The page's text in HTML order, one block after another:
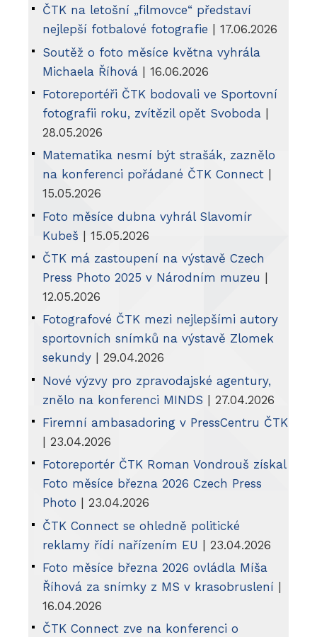
ČTK na letošní „filmovce“ představí
nejlepší fotbalové fotografie | 17.06.2026
Soutěž o foto měsíce května vyhrála
Michaela Říhová | 16.06.2026
Fotoreportéři ČTK bodovali ve Sportovní
fotografii roku, zvítězil opět Svoboda
28.05.2026
Matematika nesmí být strašák, zaznělo
na konferenci pořádané ČTK Connect
15.05.2026
Foto měsíce dubna vyhrál Slavomír
Kubeš | 15.05.2026
ČTK má zastoupení na výstavě Czech
Press Photo 2025 v Národním muzeu
12.05.2026
Fotografové ČTK mezi nejlepšími autory
sportovních snímků na výstavě Zlomek
sekundy | 29.04.2026
Nové výzvy pro zpravodajské agentury,
znělo na konferenci MINDS | 27.04.2026
Firemní ambasadoring v PressCentru ČTK
| 23.04.2026
Fotoreportér ČTK Roman Vondrouš získal
Foto měsíce března 2026 Czech Press
Photo | 23.04.2026
ČTK Connect se ohledně politické
reklamy řídí nařízením EU | 23.04.2026
Foto měsíce března 2026 ovládla Míša
Říhová za snímky z MS v krasobruslení |
16.04.2026
ČTK Connect zve na konferenci o